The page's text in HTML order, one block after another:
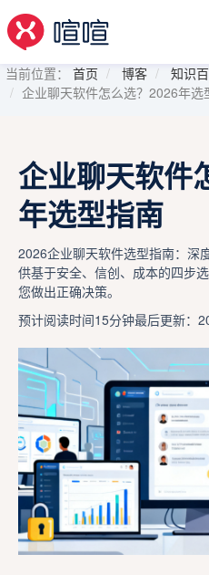
当前位置： 首页 博客
知识
企业聊天软件怎么选？2026年选
企业聊天软件
年选型指南
2026企业聊天软件选型指南：深
供基于安全、信创、成本的四步
您做出正确决策。
预计阅读时间15分钟最后更新：